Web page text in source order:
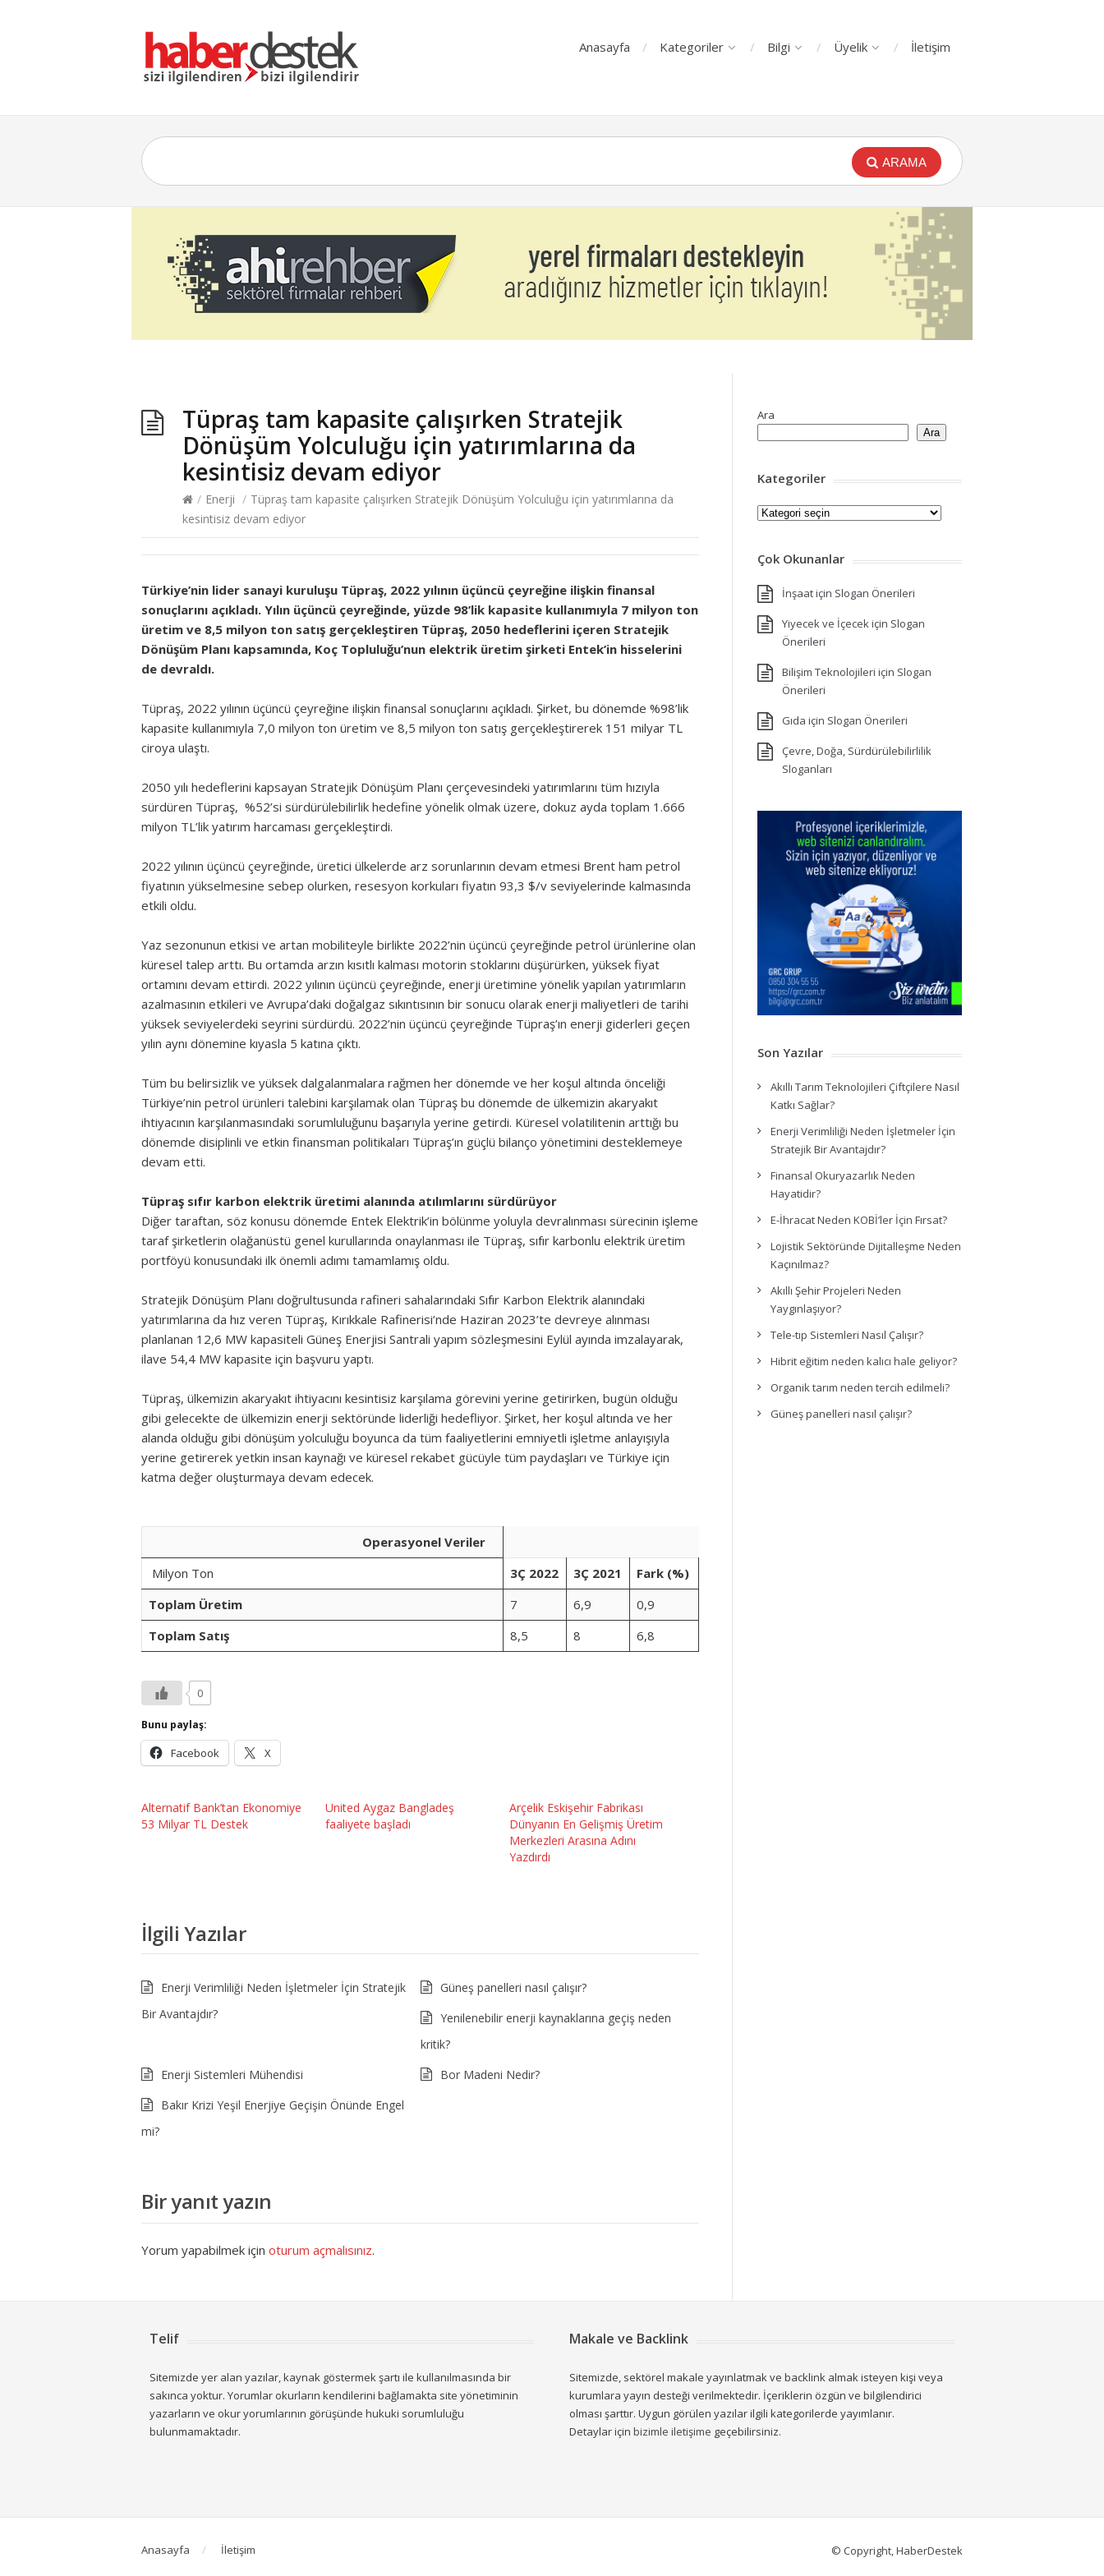
Anasayfa Kategoriler Bilgi Üyelik İletişim
ARAMA
Tüpraş tam kapasite çalışırken Stratejik
Dönüşüm Yolculuğu için yatırımlarına da
kesintisiz devam ediyor
/ Enerji / Tüpraş tam kapasite çalışırken Stratejik Dönüşüm Yolculuğu için yatırımlarına da
kesintisiz devam ediyor
Türkiye’nin lider sanayi kuruluşu Tüpraş, 2022 yılının üçüncü çeyreğine ilişkin finansal
sonuçlarını açıkladı. Yılın üçüncü çeyreğinde, yüzde 98’lik kapasite kullanımıyla 7 milyon ton
üretim ve 8,5 milyon ton satış gerçekleştiren Tüpraş, 2050 hedeflerini içeren Stratejik
Dönüşüm Planı kapsamında, Koç Topluluğu’nun elektrik üretim şirketi Entek’in hisselerini
de devraldı.
Tüpraş, 2022 yılının üçüncü çeyreğine ilişkin finansal sonuçlarını açıkladı. Şirket, bu dönemde %98’lik
kapasite kullanımıyla 7,0 milyon ton üretim ve 8,5 milyon ton satış gerçekleştirerek 151 milyar TL
ciroya ulaştı.
2050 yılı hedeflerini kapsayan Stratejik Dönüşüm Planı çerçevesindeki yatırımlarını tüm hızıyla
sürdüren Tüpraş, %52’si sürdürülebilirlik hedefine yönelik olmak üzere, dokuz ayda toplam 1.666
milyon TL’lik yatırım harcaması gerçekleştirdi.
2022 yılının üçüncü çeyreğinde, üretici ülkelerde arz sorunlarının devam etmesi Brent ham petrol
fiyatının yükselmesine sebep olurken, resesyon korkuları fiyatın 93,3 $/v seviyelerinde kalmasında
etkili oldu.
Yaz sezonunun etkisi ve artan mobiliteyle birlikte 2022’nin üçüncü çeyreğinde petrol ürünlerine olan
küresel talep arttı. Bu ortamda arzın kısıtlı kalması motorin stoklarını düşürürken, yüksek fiyat
ortamını devam ettirdi. 2022 yılının üçüncü çeyreğinde, enerji üretimine yönelik yapılan yatırımların
azalmasının etkileri ve Avrupa’daki doğalgaz sıkıntısının bir sonucu olarak enerji maliyetleri de tarihi
yüksek seviyelerdeki seyrini sürdürdü. 2022’nin üçüncü çeyreğinde Tüpraş’ın enerji giderleri geçen
yılın aynı dönemine kıyasla 5 katına çıktı.
Tüm bu belirsizlik ve yüksek dalgalanmalara rağmen her dönemde ve her koşul altında önceliği
Türkiye’nin petrol ürünleri talebini karşılamak olan Tüpraş bu dönemde de ülkemizin akaryakıt
ihtiyacının karşılanmasındaki sorumluluğunu başarıyla yerine getirdi. Küresel volatilitenin arttığı bu
dönemde disiplinli ve etkin finansman politikaları Tüpraş’ın güçlü bilanço yönetimini desteklemeye
devam etti.
Tüpraş sıfır karbon elektrik üretimi alanında atılımlarını sürdürüyor
Diğer taraftan, söz konusu dönemde Entek Elektrik’in bölünme yoluyla devralınması sürecinin işleme
taraf şirketlerin olağanüstü genel kurullarında onaylanması ile Tüpraş, sıfır karbonlu elektrik üretim
portföyü konusundaki ilk önemli adımı tamamlamış oldu.
Stratejik Dönüşüm Planı doğrultusunda rafineri sahalarındaki Sıfır Karbon Elektrik alanındaki
yatırımlarına da hız veren Tüpraş, Kırıkkale Rafinerisi’nde Haziran 2023’te devreye alınması
planlanan 12,6 MW kapasiteli Güneş Enerjisi Santrali yapım sözleşmesini Eylül ayında imzalayarak,
ilave 54,4 MW kapasite için başvuru yaptı.
Tüpraş, ülkemizin akaryakıt ihtiyacını kesintisiz karşılama görevini yerine getirirken, bugün olduğu
gibi gelecekte de ülkemizin enerji sektöründe liderliği hedefliyor. Şirket, her koşul altında ve her
alanda olduğu gibi dönüşüm yolculuğu boyunca da tüm faaliyetlerini emniyetli işletme anlayışıyla
yerine getirerek yetkin insan kaynağı ve küresel rekabet gücüyle tüm paydaşları ve Türkiye için
katma değer oluşturmaya devam edecek.
Operasyonel Veriler
Milyon Ton
3Ç 2022 3Ç 2021
Fark (%)
Toplam Üretim
7 6,9
0,9
Toplam Satış
8,5 8 6,8
0
Bunu paylaş:
Facebook X
Alternatif Bank’tan Ekonomiye
53 Milyar TL Destek
United Aygaz Bangladeş
faaliyete başladı
Arçelik Eskişehir Fabrikası
Dünyanın En Gelişmiş Üretim
Merkezleri Arasına Adını
Yazdırdı
İlgili Yazılar
Enerji Verimliliği Neden İşletmeler İçin Stratejik
Bir Avantajdır?
Güneş panelleri nasıl çalışır?
Yenilenebilir enerji kaynaklarına geçiş neden
kritik?
Enerji Sistemleri Mühendisi
Bor Madeni Nedir?
Bakır Krizi Yeşil Enerjiye Geçişin Önünde Engel
mi?
Bir yanıt yazın
Yorum yapabilmek için oturum açmalısınız.
Ara
Ara
Kategoriler
Kategoriler
Çok Okunanlar
İnşaat için Slogan Önerileri
Yiyecek ve İçecek için Slogan
Önerileri
Bilişim Teknolojileri için Slogan
Önerileri
Gıda için Slogan Önerileri
Çevre, Doğa, Sürdürülebilirlilik
Sloganları
Son Yazılar
Akıllı Tarım Teknolojileri Çiftçilere Nasıl
Katkı Sağlar?
Enerji Verimliliği Neden İşletmeler İçin
Stratejik Bir Avantajdır?
Finansal Okuryazarlık Neden
Hayatidir?
E-İhracat Neden KOBİ’ler İçin Fırsat?
Lojistik Sektöründe Dijitalleşme Neden
Kaçınılmaz?
Akıllı Şehir Projeleri Neden
Yaygınlaşıyor?
Tele-tıp Sistemleri Nasıl Çalışır?
Hibrit eğitim neden kalıcı hale geliyor?
Organik tarım neden tercih edilmeli?
Güneş panelleri nasıl çalışır?
Telif
Sitemizde yer alan yazılar, kaynak göstermek şartı ile kullanılmasında bir
sakınca yoktur. Yorumlar okurların kendilerini bağlamakta site yönetiminin
yazarların ve okur yorumlarının görüşünde hukuki sorumluluğu
bulunmamaktadır.
Makale ve Backlink
Sitemizde, sektörel makale yayınlatmak ve backlink almak isteyen kişi veya
kurumlara yayın desteği verilmektedir. İçeriklerin özgün ve bilgilendirici
olması şarttır. Uygun görülen yazılar ilgili kategorilerde yayımlanır.
Detaylar içinbizimle iletişime geçebilirsiniz.
Anasayfa İletişim © Copyright, HaberDestek